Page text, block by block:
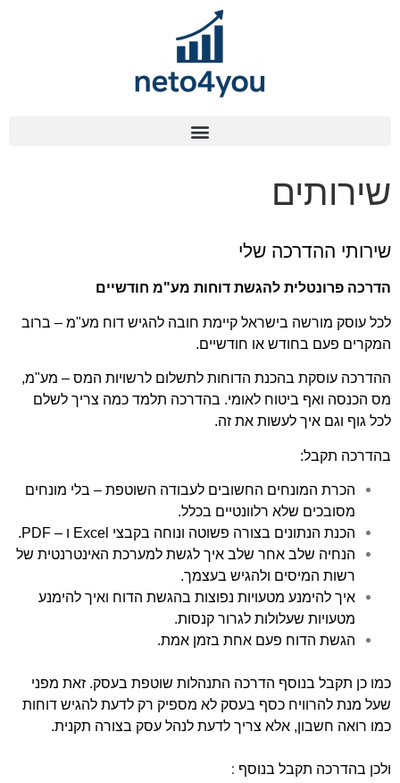
שירותים
שירותי ההדרכה שלי
הדרכה פרונטלית להגשת דוחות מע"מ חודשיים
לכל עוסק מורשה בישראל קיימת חובה להגיש דוח מע"מ – ברוב
המקרים פעם בחודש או חודשיים.
ההדרכה עוסקת בהכנת הדוחות לתשלום לרשויות המס – מע"מ,
מס הכנסה ואף ביטוח לאומי. בהדרכה תלמד כמה צריך לשלם
לכל גוף וגם איך לעשות את זה.
בהדרכה תקבל:
הכרת המונחים החשובים לעבודה השוטפת – בלי מונחים
מסובכים שלא רלוונטיים בכלל.
הכנת הנתונים בצורה פשוטה ונוחה בקבצי Excel ו – PDF.
הנחיה שלב אחר שלב איך לגשת למערכת האינטרנטית של
רשות המיסים ולהגיש בעצמך.
איך להימנע מטעויות נפוצות בהגשת הדוח ואיך להימנע
מטעויות שעלולות לגרור קנסות.
הגשת הדוח פעם אחת בזמן אמת.
כמו כן תקבל בנוסף הדרכה התנהלות שוטפת בעסק. זאת מפני
שעל מנת להרוויח כסף בעסק לא מספיק רק לדעת להגיש דוחות
כמו רואה חשבון, אלא צריך לדעת לנהל עסק בצורה תקנית.
ולכן בהדרכה תקבל בנוסף :